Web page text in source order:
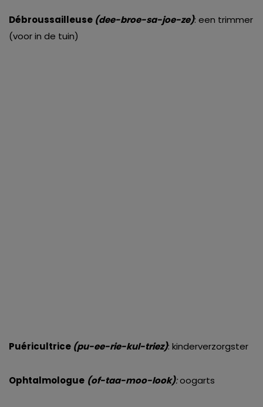
Débroussailleuse (dee-broe-sa-joe-ze): een trimmer
(voor in de tuin)
Puéricultrice (pu-ee-rie-kul-triez): kinderverzorgster
Ophtalmologue (of-taa-moo-look):oogarts